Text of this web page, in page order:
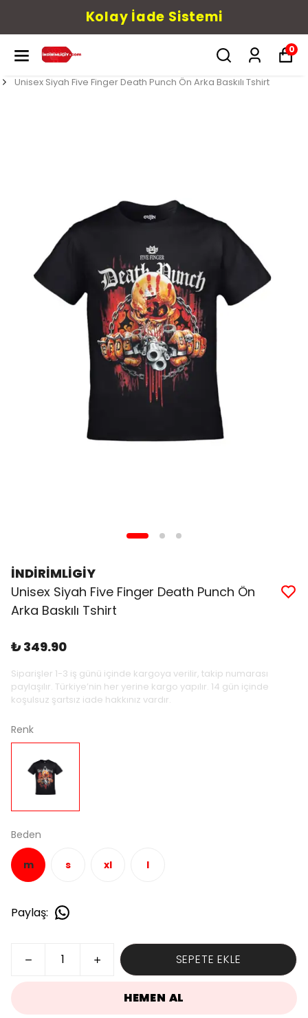
Kolay İade Sistemi
0
Unisex Siyah Five Finger Death Punch Ön Arka Baskılı Tshirt
İNDİRİMLİGİY
Unisex Siyah Five Finger Death Punch Ön
Arka Baskılı Tshirt
₺ 349.90
Siparişler 1-3 iş günü içinde kargoya verilir, takip numarası
paylaşılır. Türkiye’nin her yerine kargo yapılır. 14 gün içinde
koşulsuz şartsız iade hakkınız vardır.
Renk
Beden
m s xl l
Paylaş:
SEPETE EKLE
HEMEN AL